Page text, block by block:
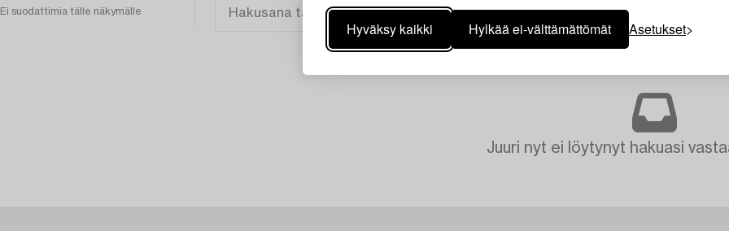
Hyväksy kaikki Hylkää ei-välttämättömät Asetukset
Ei suodattimia tälle näkymälle
Juuri nyt ei löytynyt hakuasi